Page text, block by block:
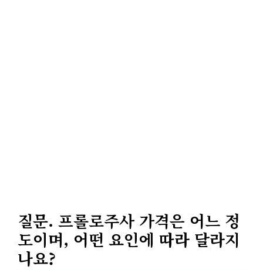
질문. 프롤로주사 가격은 어느 정
도이며, 어떤 요인에 따라 달라지
나요?